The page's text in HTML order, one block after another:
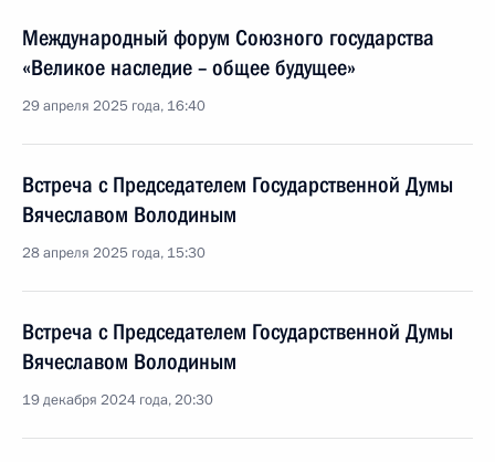
Международный форум Союзного государства
«Великое наследие – общее будущее»
29 апреля 2025 года, 16:40
Встреча с Председателем Государственной Думы
Вячеславом Володиным
28 апреля 2025 года, 15:30
Встреча с Председателем Государственной Думы
Вячеславом Володиным
19 декабря 2024 года, 20:30